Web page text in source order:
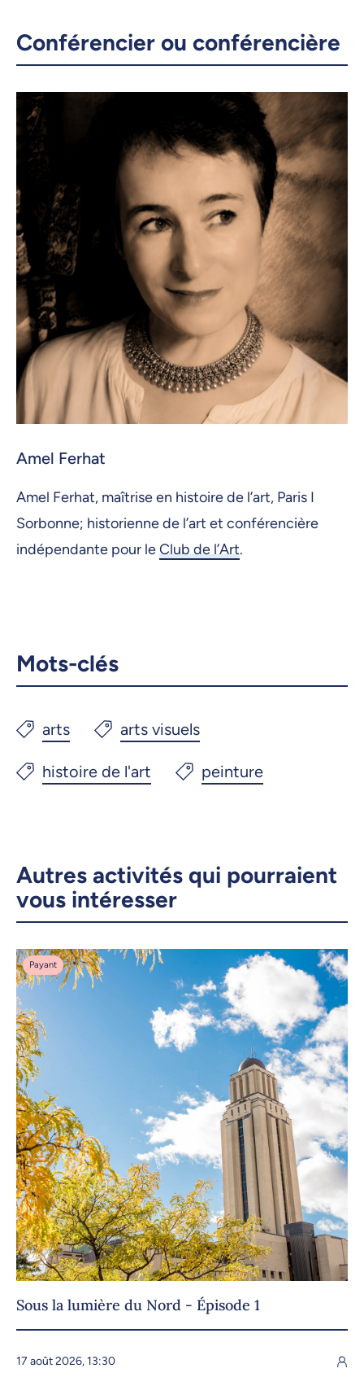
Conférencier ou conférencière
Amel Ferhat
Amel Ferhat, maîtrise en histoire de l’art, Paris I
Sorbonne; historienne de l’art et conférencière
indépendante pour leClub de l’Art.
Mots-clés
Autres activités qui pourraient
vous intéresser
Payant
Sous la lumière du Nord - Épisode 1
17 août 2026, 13:30